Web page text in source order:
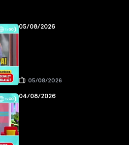
05/08/2026
05/08/2026
04/08/2026